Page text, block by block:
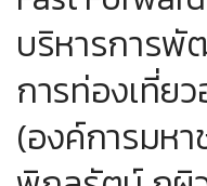
บริหารการ
การท่องเที่ย
(องค์การมหา